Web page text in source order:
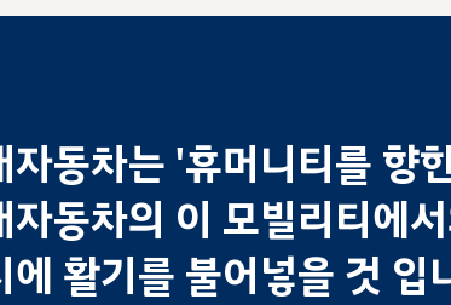
자동차는 '휴머니티를 향
자동차의 이 모빌리티에
에 활기를 불어넣을 것 입